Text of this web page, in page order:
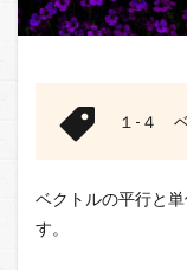
１-４
ベクトルの平行と
す。